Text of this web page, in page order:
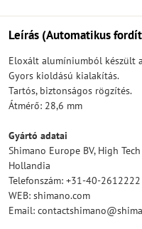
Leírás (Automatikus
Eloxált alumíniumból készült
Gyors kioldású kialakítás.
Tartós, biztonságos rögzítés.
Átmérő: 28,6 mm
Gyártó adatai
Shimano Europe BV, High
Hollandia
Telefonszám: +31-40-2612222
WEB: shimano.com
Email: